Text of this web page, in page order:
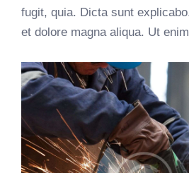
fugit, quia. Dicta sunt
et dolore magna aliqua. Ut